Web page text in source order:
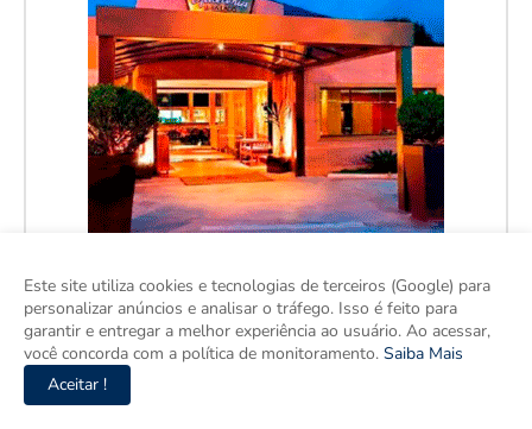
Este site utiliza cookies e tecnologias de terceiros (Google) para
personalizar anúncios e analisar o tráfego. Isso é feito para
garantir e entregar a melhor experiência ao usuário. Ao acessar,
você concorda com a política de monitoramento. Saiba Mais
Aceitar !